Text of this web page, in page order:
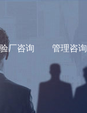
验厂咨询 管理咨询